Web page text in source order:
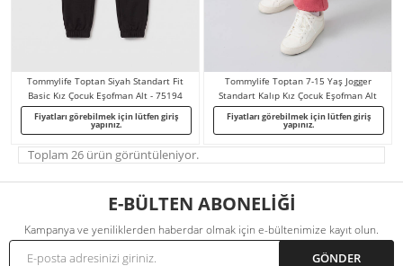
Tommylife Toptan Siyah Standart Fit
Basic Kız Çocuk Eşofman Alt - 75194
Fiyatları görebilmek için lütfen giriş
yapınız.
Tommylife Toptan 7-15 Yaş Jogger
Standart Kalıp Kız Çocuk Eşofman Alt
75155 Yaban Gülü
Fiyatları görebilmek için lütfen giriş
yapınız.
Toplam 26 ürün görüntüleniyor.
E-BÜLTEN ABONELİĞİ
Kampanya ve yeniliklerden haberdar olmak için e-bültenimize kayıt olun.